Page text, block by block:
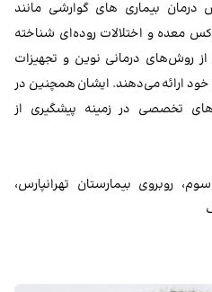
بیماری های گوارشی مانند
معده و اختلالات روده‌ای شناخته
روش‌های درمانی نوین و تجهیزات
خود ارائه می‌دهند. ایشان همچنین در
تخصصی در زمینه پیشگیری از
روبروی بیمارستان تهرانپارس،